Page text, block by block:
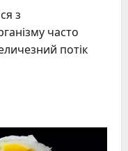
з
часто
потік